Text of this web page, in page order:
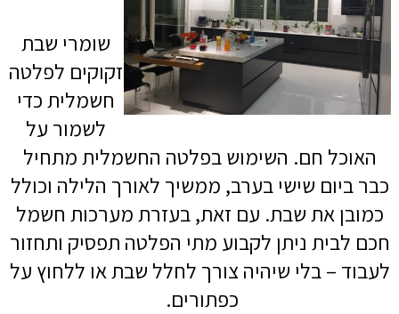
שומרי שבת
זקוקים לפלטה
חשמלית כדי
לשמור על
האוכל חם. השימוש בפלטה החשמלית מתחיל
כבר ביום שישי בערב, ממשיך לאורך הלילה וכולל
כמובן את שבת. עם זאת, בעזרת מערכות חשמל
חכם לבית ניתן לקבוע מתי הפלטה תפסיק ותחזור
לעבוד – בלי שיהיה צורך לחלל שבת או ללחוץ על
כפתורים.